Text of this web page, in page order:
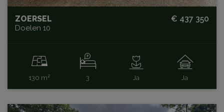
€ 437 350
ZOERSEL
Doelen 10
130 m² 3 Ja Ja